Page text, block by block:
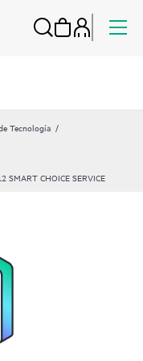
Tecnología
SMART CHOICE SERVICE